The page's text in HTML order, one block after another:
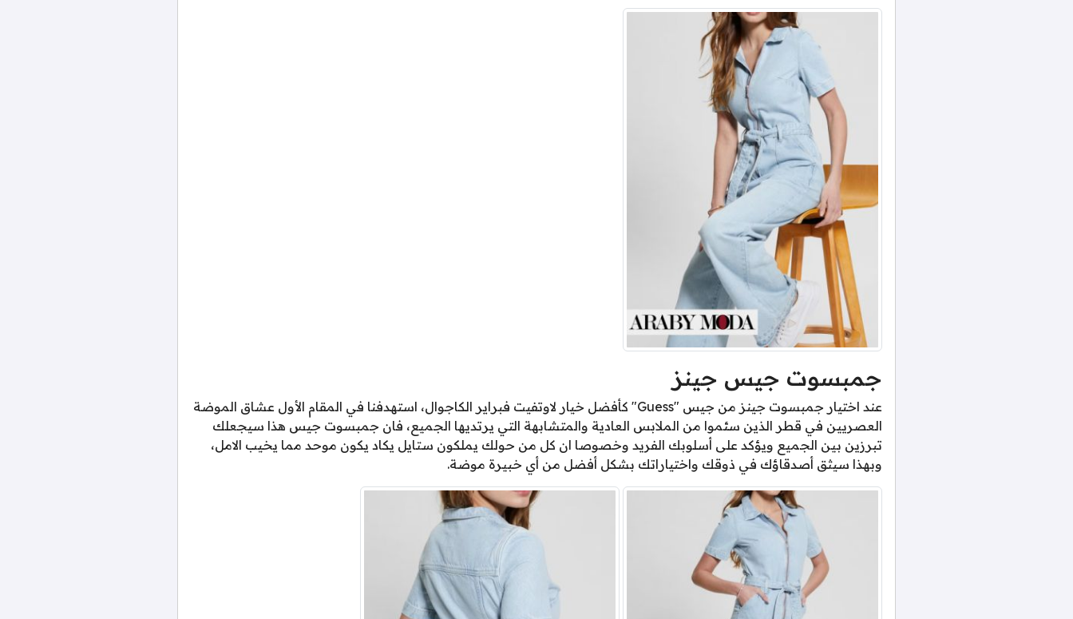
جمبسوت جيس جينز
عند اختيار جمبسوت جينز من جيس "Guess" كأفضل خيار لاوتفيت فبراير الكاجوال، استهدفنا في المقام الأول عشاق الموضة
العصريين في قطر الذين سئموا من الملابس العادية والمتشابهة التي يرتديها الجميع، فان جمبسوت جيس هذا سيجعلك
تبرزين بين الجميع ويؤكد على أسلوبك الفريد وخصوصا ان كل من حولك يملكون ستايل يكاد يكون موحد مما يخيب الامل،
وبهذا سيثق أصدقاؤك في ذوقك واختياراتك بشكل أفضل من أي خبيرة موضة.